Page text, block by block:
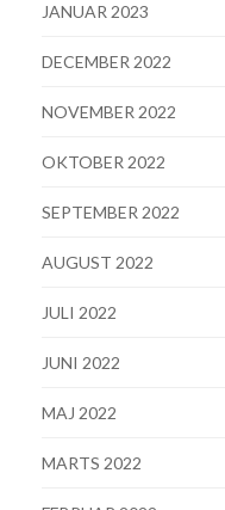
JANUAR 2023
DECEMBER 2022
NOVEMBER 2022
OKTOBER 2022
SEPTEMBER 2022
AUGUST 2022
JULI 2022
JUNI 2022
MAJ 2022
MARTS 2022